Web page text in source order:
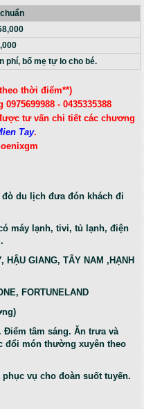
phí, bố mẹ tự lo cho bé.
thời điểm**)
- 0435335388
tư vấn chi tiết các chương
Tay.
du lịch đưa đón khách đi
máy lạnh, tivi, tủ lạnh, điện
GIANG, TÂY NAM ,HẠNH
FORTUNELAND
Điểm tâm sáng. Ăn trưa và
đổi món thường xuyên theo
vụ cho đoàn suốt tuyến.